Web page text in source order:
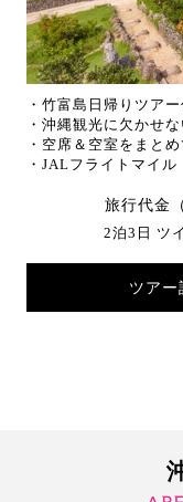
・竹富島日帰りツアー
・沖縄観光に欠かせ
・空席＆空室をまと
・JALフライトマイ
旅行代金
2泊3日 ツ
ツアー